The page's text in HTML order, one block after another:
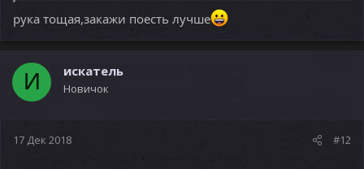
рука тощая,закажи поесть лучше
И искатель
Новичок
17 Дек 2018 #12